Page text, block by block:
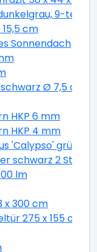
9-teilig
cm
Sonnendach
Ø 7,5 cm
HKP 6 mm
HKP 4 mm
'Calypso' grün
schwarz 2 Stück
lm
x 300 cm
275 x 155 cm